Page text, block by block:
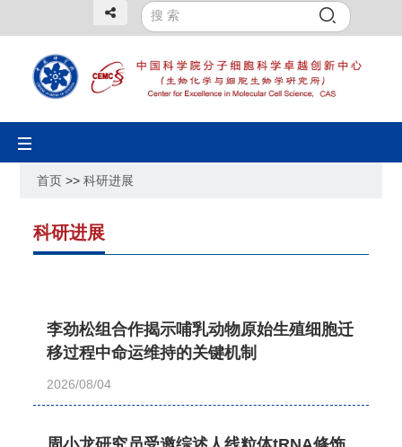
Toggle
navigation
首页 >>科研进展
科研进展
李劲松组合作揭示哺乳动物原始生殖细胞迁
移过程中命运维持的关键机制
2026/08/04